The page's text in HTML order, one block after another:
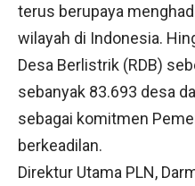
terus berupaya
wilayah di Indonesia.
Desa Berlistrik (RDB)
sebanyak 83.693 desa
sebagai komitmen
berkeadilan.
Direktur Utama PLN,